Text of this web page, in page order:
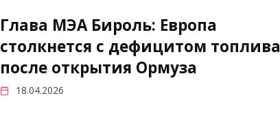
Глава МЭА Бироль: Европа
столкнется с дефицитом топлива
после открытия Ормуза
18.04.2026